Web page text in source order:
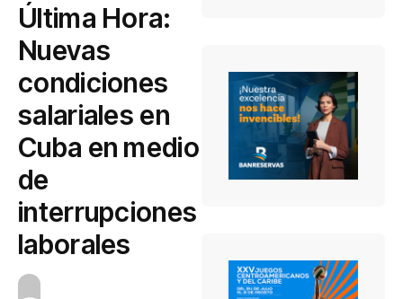
Última Hora:
Nuevas
condiciones
salariales en
Cuba en medio
de
interrupciones
laborales